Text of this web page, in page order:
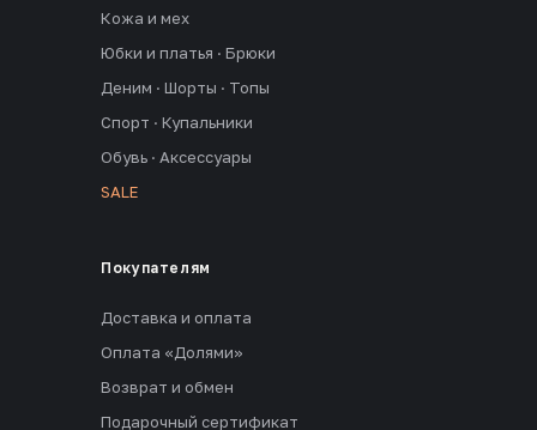
Кожа и мех
Юбки и платья · Брюки
Деним · Шорты · Топы
Спорт · Купальники
Обувь · Аксессуары
SALE
Покупателям
Доставка и оплата
Оплата «Долями»
Возврат и обмен
Подарочный сертификат